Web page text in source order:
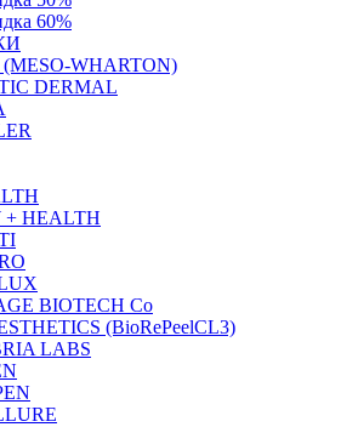
60%
WHARTON)
DERMAL
+ HEALTH
BIOTECH Co
(BioRePeelCL3)
LABS